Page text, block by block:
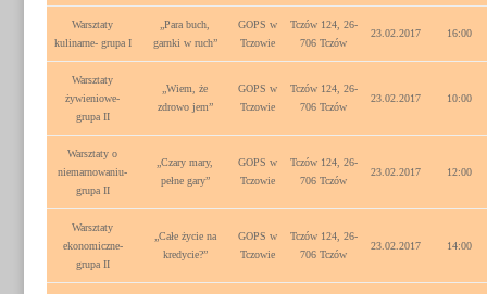
Warsztaty
kulinarne- grupa I
„Para buch,
garnki w ruch”
GOPS w
Tczowie
Tczów 124, 26-
706 Tczów
23.02.2017 16:00
Warsztaty
żywieniowe-
grupa II
„Wiem, że
zdrowo jem”
GOPS w
Tczowie
Tczów 124, 26-
706 Tczów
23.02.2017 10:00
Warsztaty o
niemarnowaniu-
grupa II
„Czary mary,
pełne gary”
GOPS w
Tczowie
Tczów 124, 26-
706 Tczów
23.02.2017 12:00
Warsztaty
ekonomiczne-
grupa II
„Całe życie na
kredycie?”
GOPS w
Tczowie
Tczów 124, 26-
706 Tczów
23.02.2017 14:00